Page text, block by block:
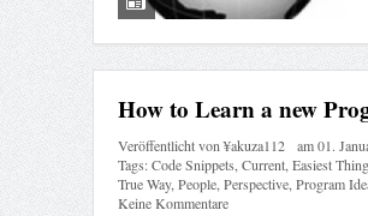
How to Learn a new
Veröffentlicht von¥akuza112 am01.
Tags:Code Snippets,Current,Easiest Thing
True Way,People,Perspective,Program
Keine Kommentare